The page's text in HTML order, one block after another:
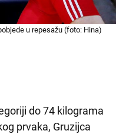
u repesažu (foto: Hina)
do 74 kilograma
prvaka, Gruzijca